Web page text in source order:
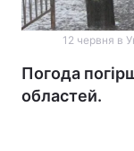
12 червня в
Погода
областей.